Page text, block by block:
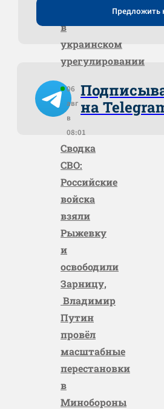
в
украинском
урегулировании
06
авг
в
08:01
Сводка
СВО:
Российские
войска
взяли
Рыжевку
и
освободили
Зарницу,
Владимир
Путин
провёл
масштабные
перестановки
в
Минобороны
Предложить
на